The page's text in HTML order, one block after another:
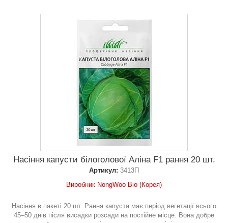
Насіння капусти білоголової Аліна F1 рання 20 шт.
Артикул: 3413П
Виробник NongWoo Bio (Корея)
Насіння в пакеті 20 шт. Рання капуста має період вегетації всього
45–50 днів після висадки розсади на постійне місце. Вона добре